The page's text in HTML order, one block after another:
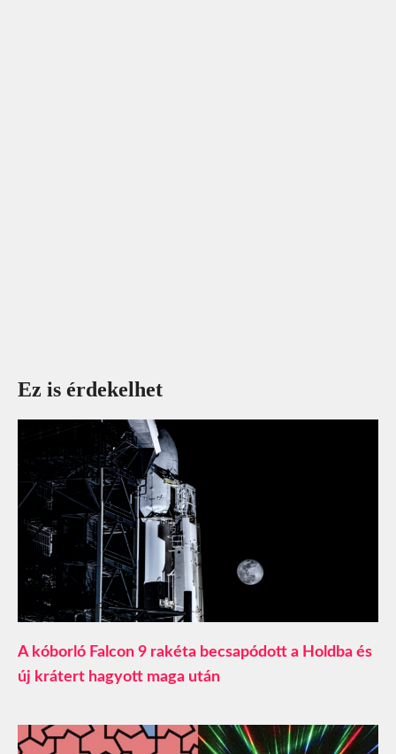
Ez is érdekelhet
A kóborló Falcon 9 rakéta becsapódott a Holdba és
új krátert hagyott maga után